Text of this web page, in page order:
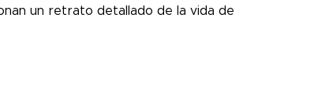
un retrato detallado de la vida de